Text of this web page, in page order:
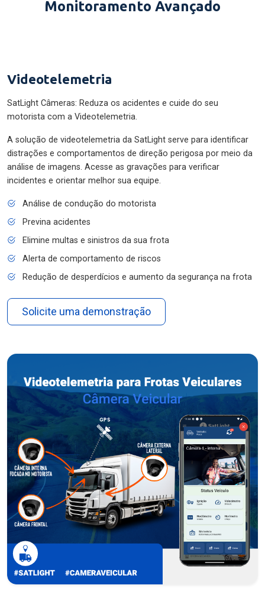
Monitoramento Avançado
Videotelemetria
SatLight Câmeras: Reduza os acidentes e cuide do seu
motorista com a Videotelemetria.
A solução de videotelemetria da SatLight serve para identificar
distrações e comportamentos de direção perigosa por meio da
análise de imagens. Acesse as gravações para verificar
incidentes e orientar melhor sua equipe.
Análise de condução do motorista
Previna acidentes
Elimine multas e sinistros da sua frota
Alerta de comportamento de riscos
Redução de desperdícios e aumento da segurança na frota
Solicite uma demonstração